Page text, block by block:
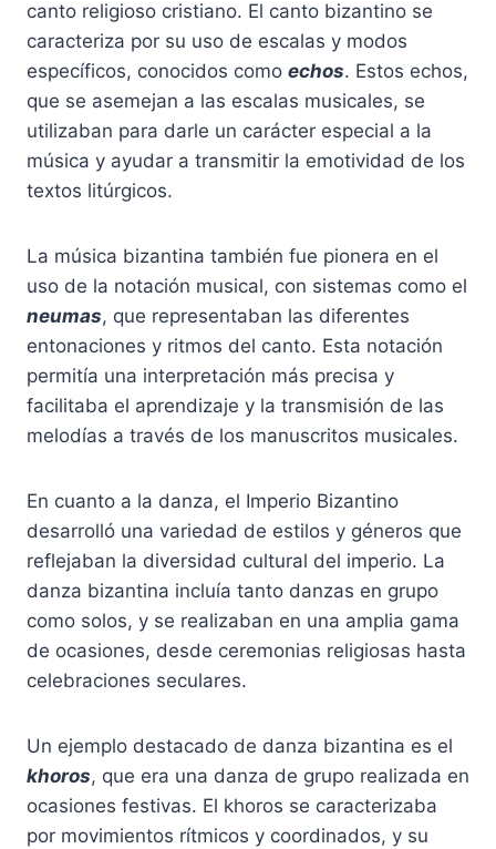
canto religioso cristiano. El canto bizantino se
caracteriza por su uso de escalas y modos
específicos, conocidos como echos. Estos echos,
que se asemejan a las escalas musicales, se
utilizaban para darle un carácter especial a la
música y ayudar a transmitir la emotividad de los
textos litúrgicos.
La música bizantina también fue pionera en el
uso de la notación musical, con sistemas como el
neumas, que representaban las diferentes
entonaciones y ritmos del canto. Esta notación
permitía una interpretación más precisa y
facilitaba el aprendizaje y la transmisión de las
melodías a través de los manuscritos musicales.
En cuanto a la danza, el Imperio Bizantino
desarrolló una variedad de estilos y géneros que
reflejaban la diversidad cultural del imperio. La
danza bizantina incluía tanto danzas en grupo
como solos, y se realizaban en una amplia gama
de ocasiones, desde ceremonias religiosas hasta
celebraciones seculares.
Un ejemplo destacado de danza bizantina es el
khoros, que era una danza de grupo realizada en
ocasiones festivas. El khoros se caracterizaba
por movimientos rítmicos y coordinados, y su